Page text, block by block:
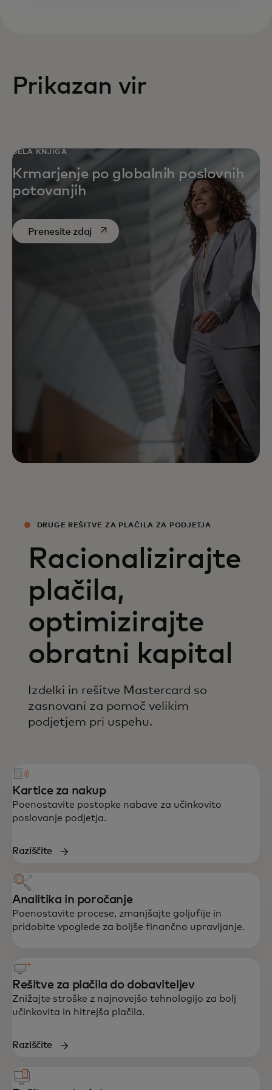
Prikazan vir
BELA KNJIGA
Krmarjenje po globalnih poslovnih
potovanjih
Prenesite zdaj opens in a new tab
DRUGE REŠITVE ZA PLAČILA ZA PODJETJA
Racionalizirajte
plačila,
optimizirajte
obratni kapital
Izdelki in rešitve Mastercard so
zasnovani za pomoč velikim
podjetjem pri uspehu.
Kartice za nakup
Poenostavite postopke nabave za učinkovito
poslovanje podjetja.
Raziščite
Analitika in poročanje
Poenostavite procese, zmanjšajte goljufije in
pridobite vpoglede za boljše finančno upravljanje.
Rešitve za plačila do dobaviteljev
Znižajte stroške z najnovejšo tehnologijo za bolj
učinkovita in hitrejša plačila.
Raziščite